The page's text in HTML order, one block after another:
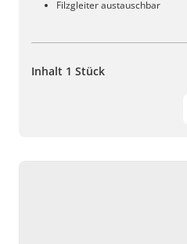
Filzgleiter austauschbar
Inhalt 1 Stück